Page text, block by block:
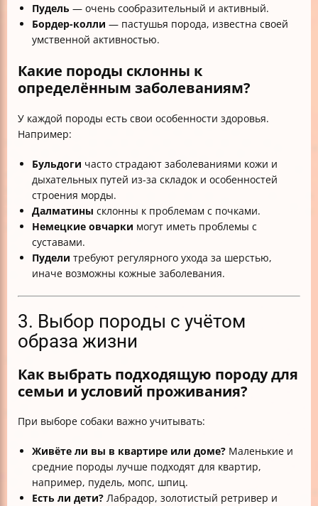
Пудель — очень сообразительный и активный.
Бордер-колли — пастушья порода, известна своей
умственной активностью.
Какие породы склонны к
определённым заболеваниям?
У каждой породы есть свои особенности здоровья.
Например:
Бульдоги часто страдают заболеваниями кожи и
дыхательных путей из-за складок и особенностей
строения морды.
Далматины склонны к проблемам с почками.
Немецкие овчарки могут иметь проблемы с
суставами.
Пудели требуют регулярного ухода за шерстью,
иначе возможны кожные заболевания.
3. Выбор породы с учётом
образа жизни
Как выбрать подходящую породу для
семьи и условий проживания?
При выборе собаки важно учитывать:
Живёте ли вы в квартире или доме? Маленькие и
средние породы лучше подходят для квартир,
например, пудель, мопс, шпиц.
Есть ли дети? Лабрадор, золотистый ретривер и